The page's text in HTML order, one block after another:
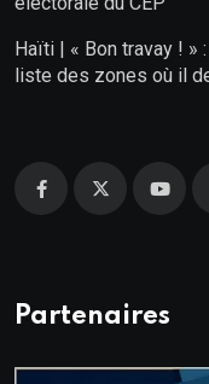
Haïti | « Bon travay ! »
liste des zones où il
Partenaires